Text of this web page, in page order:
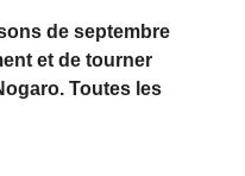
de septembre
et de tourner
Toutes les